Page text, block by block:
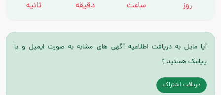
روز
ساعت
دقیقه
ثانیه
آیا مایل به دریافت اطلاعیه آگهی های مشابه به صورت ایمیل و یا
پیامک هستید ؟
دریافت اشتراک